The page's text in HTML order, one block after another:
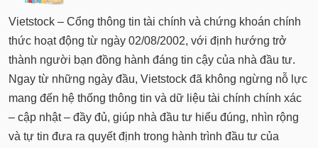
Vietstock – Cổng thông tin tài chính và chứng khoán chính
thức hoạt động từ ngày 02/08/2002, với định hướng trở
thành người bạn đồng hành đáng tin cậy của nhà đầu tư.
Ngay từ những ngày đầu, Vietstock đã không ngừng nỗ lực
mang đến hệ thống thông tin và dữ liệu tài chính chính xác
– cập nhật – đầy đủ, giúp nhà đầu tư hiểu đúng, nhìn rộng
và tự tin đưa ra quyết định trong hành trình đầu tư của